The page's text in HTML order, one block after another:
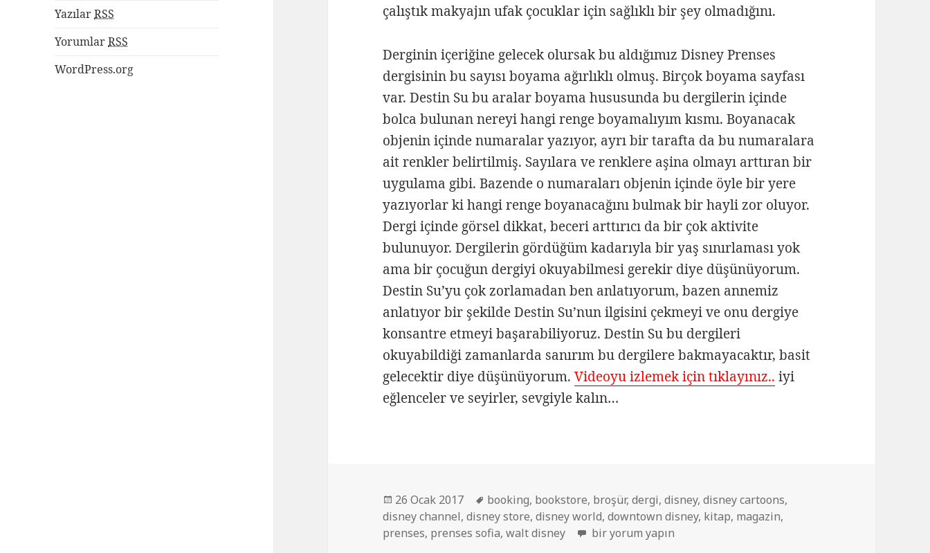
YazılarRSS
YorumlarRSS
WordPress.org
çalıştık makyajın ufak çocuklar için sağlıklı bir şey olmadığını.
Derginin içeriğine gelecek olursak bu aldığımız Disney Prenses
dergisinin bu sayısı boyama ağırlıklı olmuş. Birçok boyama sayfası
var. Destin Su bu aralar boyama hususunda bu dergilerin içinde
bolca bulunan nereyi hangi renge boyamalıyım kısmı. Boyanacak
objenin içinde numaralar yazıyor, ayrı bir tarafta da bu numaralara
ait renkler belirtilmiş. Sayılara ve renklere aşina olmayı arttıran bir
uygulama gibi. Bazende o numaraları objenin içinde öyle bir yere
yazıyorlar ki hangi renge boyanacağını bulmak bir hayli zor oluyor.
Dergi içinde görsel dikkat, beceri arttırıcı da bir çok aktivite
bulunuyor. Dergilerin gördüğüm kadarıyla bir yaş sınırlaması yok
ama bir çocuğun dergiyi okuyabilmesi gerekir diye düşünüyorum.
Destin Su’yu çok zorlamadan ben anlatıyorum, bazen annemiz
anlatıyor bir şekilde Destin Su’nun ilgisini çekmeyi ve onu dergiye
konsantre etmeyi başarabiliyoruz. Destin Su bu dergileri
okuyabildiği zamanlarda sanırım bu dergilere bakmayacaktır, basit
gelecektir diye düşünüyorum.Videoyu izlemek için tıklayınız.. iyi
eğlenceler ve seyirler, sevgiyle kalın…
Yayın
tarihi
26 Ocak 2017 Etiketler
booking, bookstore, broşür,dergi,disney,disney cartoons,
disney channel,disney store,disney world,downtown disney, kitap, magazin,
prenses, prenses sofia,walt disney Disney Prensesleri Dergisini İnceliyoruz için
bir yorum yapın